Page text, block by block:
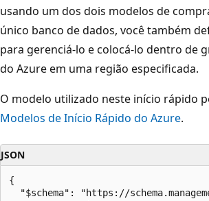
usando um dos dois modelos de
único banco de dados, você também
para gerenciá-lo e colocá-lo dentro de
do Azure em uma região especificada.
O modelo utilizado neste início rápido
Modelos de Início Rápido do Azure.
JSON
{
"$schema": "https://